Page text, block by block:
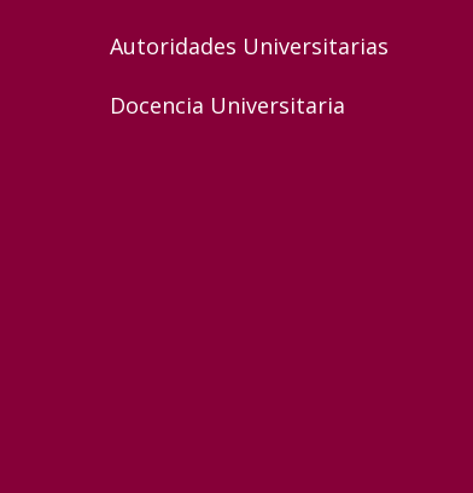
Autoridades Universitarias
Docencia Universitaria